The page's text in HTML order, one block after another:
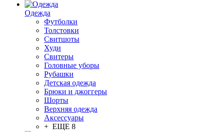
Одежда
Футболки
Толстовки
Свитшоты
Худи
Свитеры
Головные уборы
Рубашки
Детская одежда
Брюки и джоггеры
Шорты
Верхняя одежда
Аксессуары
+ ЕЩЕ 8